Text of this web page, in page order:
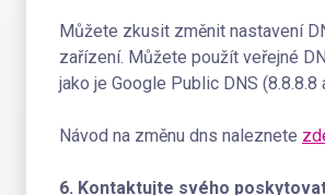
Můžete zkusit změnit nastavení
zařízení. Můžete použít veřejné
jako je Google Public DNS (8.8.8.8
Návod na změnu dns naleznete
6. Kontaktujte svého